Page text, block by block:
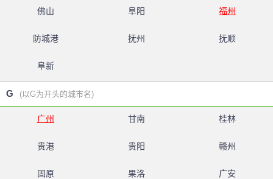
佛山 阜阳 福州
防城港 抚州 抚顺
阜新
G (以G为开头的城市名)
广州 甘南 桂林
贵港 贵阳 赣州
固原 果洛 广安